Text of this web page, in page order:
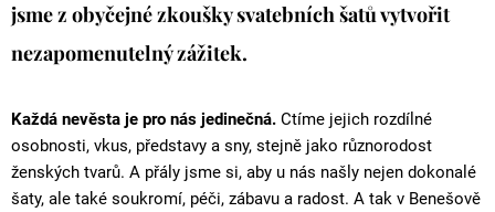
jsme z obyčejné zkoušky svatebních šatů vytvořit
nezapomenutelnýzážitek.
Každá nevěsta je pro nás jedinečná. Ctíme jejich rozdílné
osobnosti, vkus, představy a sny, stejně jako různorodost
ženských tvarů. A přály jsme si, aby u nás našly nejen dokonalé
šaty, ale také soukromí, péči, zábavu a radost. A tak v Benešově